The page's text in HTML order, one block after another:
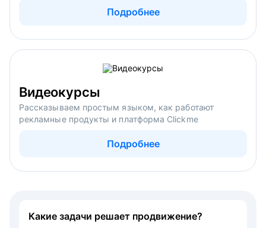
Подробнее
Видеокурсы
Рассказываем простым языком, как работают
рекламные продукты и платформа Clickme
Подробнее
Какие задачи решает продвижение?